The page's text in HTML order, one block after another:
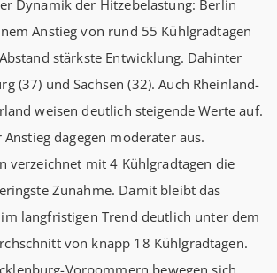
Dynamik der Hitzebelastung: Berlin
Anstieg von rund 55 Kühlgradtagen
stärkste Entwicklung. Dahinter
(37) und Sachsen (32). Auch Rheinland-
weisen deutlich steigende Werte auf.
dagegen moderater aus.
verzeichnet mit 4 Kühlgradtagen die
Zunahme. Damit bleibt das
langfristigen Trend deutlich unter dem
von knapp 18 Kühlgradtagen.
Vorpommern bewegen sich